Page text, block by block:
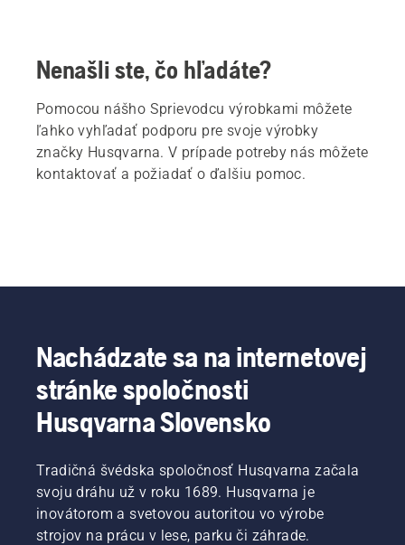
Nenašli ste, čo hľadáte?
Pomocou nášho Sprievodcu výrobkami môžete
ľahko vyhľadať podporu pre svoje výrobky
značky Husqvarna. V prípade potreby nás môžete
kontaktovať a požiadať o ďalšiu pomoc.
Nachádzate sa na internetovej
stránke spoločnosti
Husqvarna Slovensko
Tradičná švédska spoločnosť Husqvarna začala
svoju dráhu už v roku 1689. Husqvarna je
inovátorom a svetovou autoritou vo výrobe
strojov na prácu v lese, parku či záhrade.